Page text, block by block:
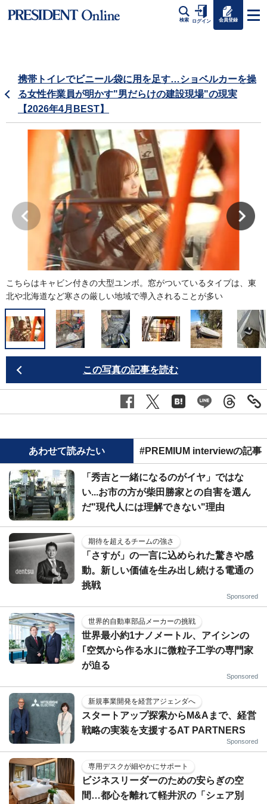
検索 ログイン 会員登録
携帯トイレでビニール袋に用を足す…ショベルカーを操
る女性作業員が明かす"男だらけの建設現場"の現実
【2026年4月BEST】
こちらはキャビン付きの大型ユンボ。窓がついているタイプは、東
北や北海道など寒さの厳しい地域で導入されることが多い
この写真の記事を読む
あわせて読みたい #PREMIUM interviewの記事
「秀吉と一緒になるのがイヤ」ではな
い...お市の方が柴田勝家との自害を選ん
だ"現代人には理解できない"理由
期待を超えるチームの強さ
「さすが」の一言に込められた驚きや感
動。新しい価値を生み出し続ける電通の
挑戦
Sponsored
世界的自動車部品メーカーの挑戦
世界最小約1ナノメートル、アイシンの
｢空気から作る水｣に微粒子工学の専門家
が迫る
Sponsored
新規事業開発を経営アジェンダへ
スタートアップ探索からM&Aまで、経営
戦略の実装を支援するAT PARTNERS
Sponsored
専用デスクが細やかにサポート
ビジネスリーダーのための安らぎの空
間…都心を離れて軽井沢の「シェア別